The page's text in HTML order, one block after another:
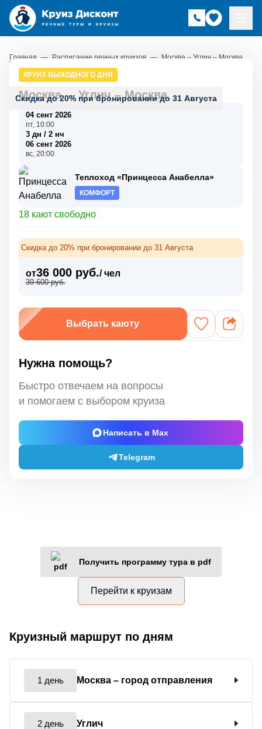
Главная — Расписание речных круизов — Москва – Углич – Москва
Скидка до 20% при бронировании до 31 Августа
КРУИЗ ВЫХОДНОГО ДНЯ
Москва –Углич–Москва
04 сент 2026
пт, 10:00
3 дн / 2 нч
06 сент 2026
вс, 20:00
Теплоход «Принцесса Анабелла»
КОМФОРТ
18 кают свободно
Скидка до 20% при бронировании до 31 Августа
от36 000 руб./ чел
39 600 руб.
Выбрать каюту
Нужна помощь?
Быстро отвечаем на вопросы
и помогаем с выбором круиза
Написать в Max
Telegram
Получить программу тура в pdf
Перейти к круизам
Круизный маршрут по дням
1 день Москва – город отправления
2 день Углич